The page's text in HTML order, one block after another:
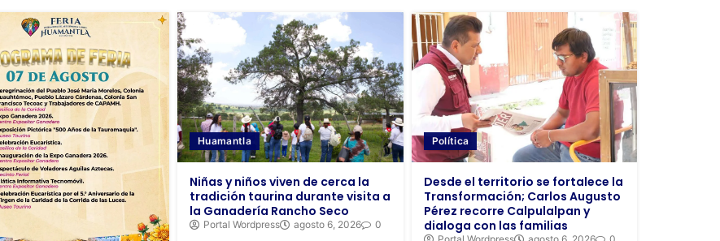
Huamantla
Niñas y niños viven de cerca la
tradición taurina durante visita a
la Ganadería Rancho Seco
Portal Wordpress agosto 6, 2026 0
Política
Desde el territorio se fortalece la
Transformación; Carlos Augusto
Pérez recorre Calpulalpan y
dialoga con las familias